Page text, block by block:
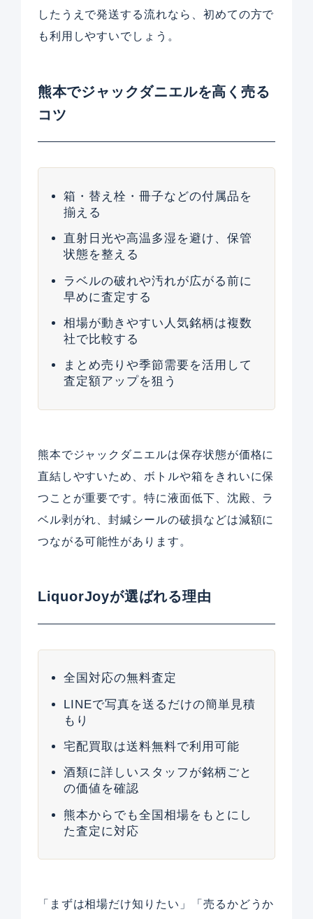
したうえで発送する流れなら、初めての方で
も利用しやすいでしょう。
熊本でジャックダニエルを高く売る
コツ
箱・替え栓・冊子などの付属品を
揃える
直射日光や高温多湿を避け、保管
状態を整える
ラベルの破れや汚れが広がる前に
早めに査定する
相場が動きやすい人気銘柄は複数
社で比較する
まとめ売りや季節需要を活用して
査定額アップを狙う
熊本でジャックダニエルは保存状態が価格に
直結しやすいため、ボトルや箱をきれいに保
つことが重要です。特に液面低下、沈殿、ラ
ベル剥がれ、封緘シールの破損などは減額に
つながる可能性があります。
LiquorJoyが選ばれる理由
全国対応の無料査定
LINEで写真を送るだけの簡単見積
もり
宅配買取は送料無料で利用可能
酒類に詳しいスタッフが銘柄ごと
の価値を確認
熊本からでも全国相場をもとにし
た査定に対応
「まずは相場だけ知りたい」「売るかどうか